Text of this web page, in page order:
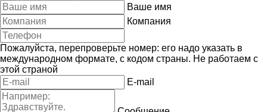
Ваше имя
Компания
Пожалуйста, перепроверьте номер: его надо указать в
международном формате, с кодом страны. Не работаем с
этой страной
E-mail